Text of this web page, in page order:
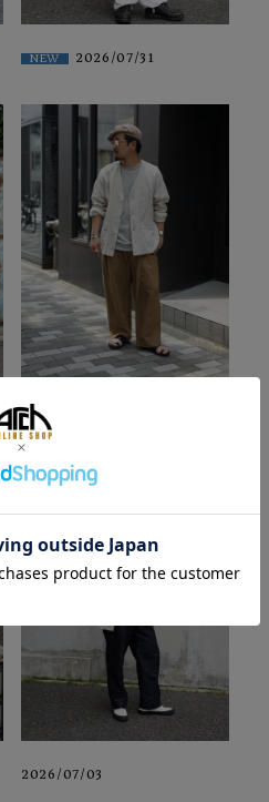
NEW 2026/07/31
2026/07/26
2026/07/03